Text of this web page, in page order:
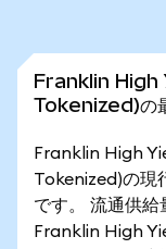
Franklin
Tokenized)の
Franklin High
Tokenized)の現
です。 流通供給
Franklin High